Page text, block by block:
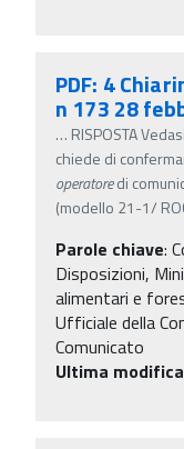
PDF: 4
n 173 28
… RISPOSTA
chiede di
operatoredi
(modello 21-1/
Parole chiave:
Disposizioni,
alimentari e
Ufficiale della
Comunicato
Ultima modifica